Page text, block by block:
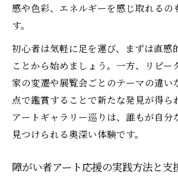
感や色彩、エネルギーを感じ取れるの
す。
初心者は気軽に足を運び、まずは直感
ことから始めましょう。一方、リピー
家の変遷や展覧会ごとのテーマの違い
点で鑑賞することで新たな発見が得ら
アートギャラリー巡りは、誰もが自分
見つけられる奥深い体験です。
障がい者アート応援の実践方法と支